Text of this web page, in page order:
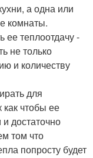
а одна или
комнаты.
ее теплоотдачу -
не только
и количеству
для
как чтобы ее
достаточно
том что
попросту будет